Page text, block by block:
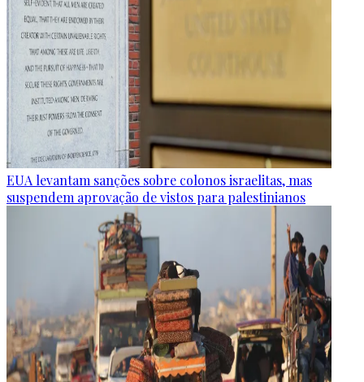
EUA levantam sanções sobre colonos israelitas, mas
suspendem aprovação de vistos para palestinianos